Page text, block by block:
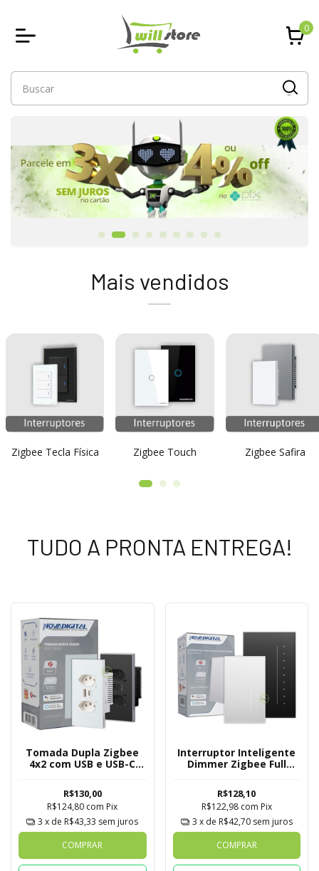
0
Mais vendidos
Zigbee Tecla Física Zigbee Touch Zigbee Safira
TUDO A PRONTA ENTREGA!
Tomada Dupla Zigbee
4x2 com USB e USB-C
Novadigital Tuya
R$130,00
R$124,80 com Pix
3 x de R$43,33 sem juros
COMPRAR
Interruptor Inteligente
Dimmer Zigbee Full
R$128,10
R$122,98 com Pix
3 x de R$42,70 sem juros
COMPRAR